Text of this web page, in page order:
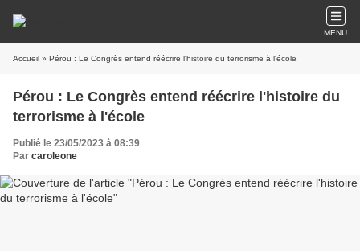
MENU
Accueil » Pérou : Le Congrès entend réécrire l'histoire du terrorisme à l'école
Pérou : Le Congrès entend réécrire l'histoire du
terrorisme à l'école
Publié le 23/05/2023 à 08:39
Par caroleone